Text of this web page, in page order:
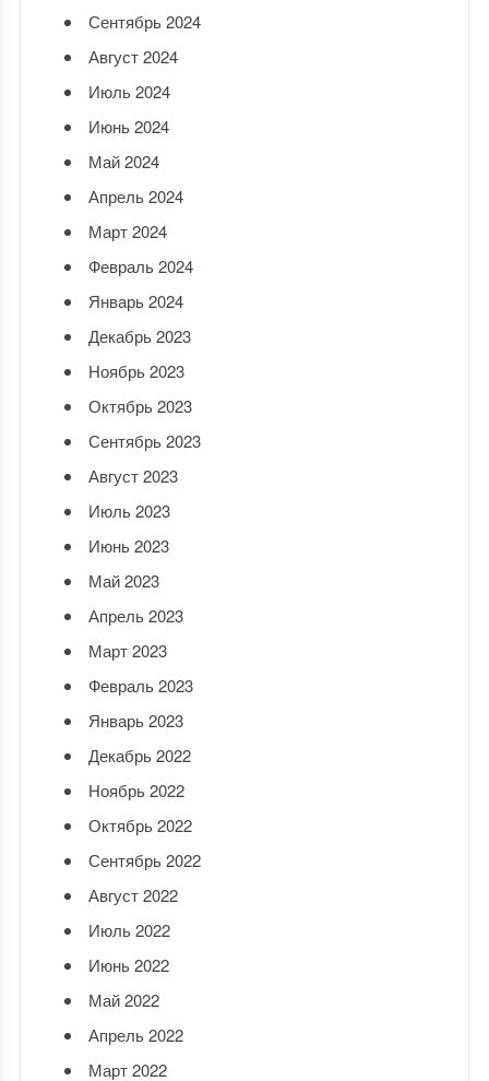
Сентябрь 2024
Август 2024
Июль 2024
Июнь 2024
Май 2024
Апрель 2024
Март 2024
Февраль 2024
Январь 2024
Декабрь 2023
Ноябрь 2023
Октябрь 2023
Сентябрь 2023
Август 2023
Июль 2023
Июнь 2023
Май 2023
Апрель 2023
Март 2023
Февраль 2023
Январь 2023
Декабрь 2022
Ноябрь 2022
Октябрь 2022
Сентябрь 2022
Август 2022
Июль 2022
Июнь 2022
Май 2022
Апрель 2022
Март 2022